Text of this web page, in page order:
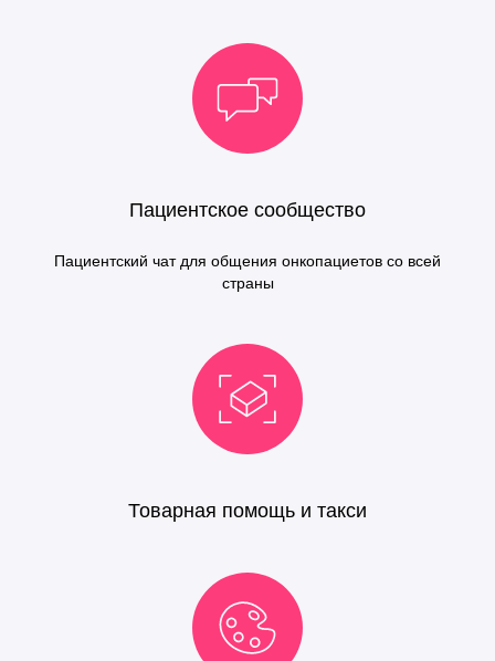
Пациентское сообщество
Пациентский чат для общения онкопациетов со всей
страны
Товарная помощь и такси